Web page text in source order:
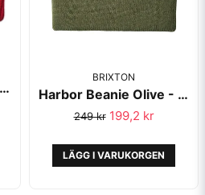
fråga
Heist Beanie Red - Brixton
BRIXTON
Harbor Beanie Olive - Brixton
249 kr 199,2 kr
LÄGG I VARUKORGEN